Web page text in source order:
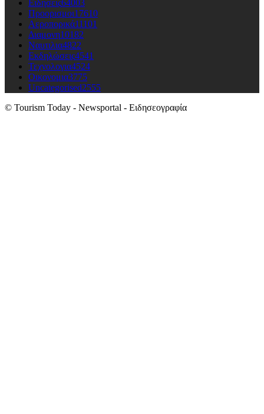
Ειδησεις64003
Προορισμοι17610
Αεροπορικά11101
Διαμονη10182
Ναυτιλια4822
Εκδηλώσεις4541
Τεχνολογια4524
Οικονομια3775
Uncategorised2555
© Tourism Today - Newsportal - Ειδησεογραφία